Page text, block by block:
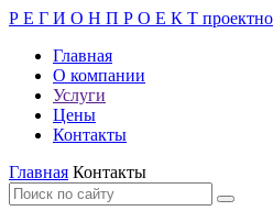
Р Е Г И О Н П Р О Е К Т
Главная
О компании
Услуги
Цены
Контакты
Главная Контакты